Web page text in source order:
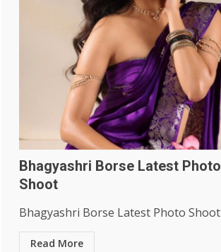
Bhagyashri Borse Latest Photo
Shoot
Bhagyashri Borse Latest Photo Shoot
Read More